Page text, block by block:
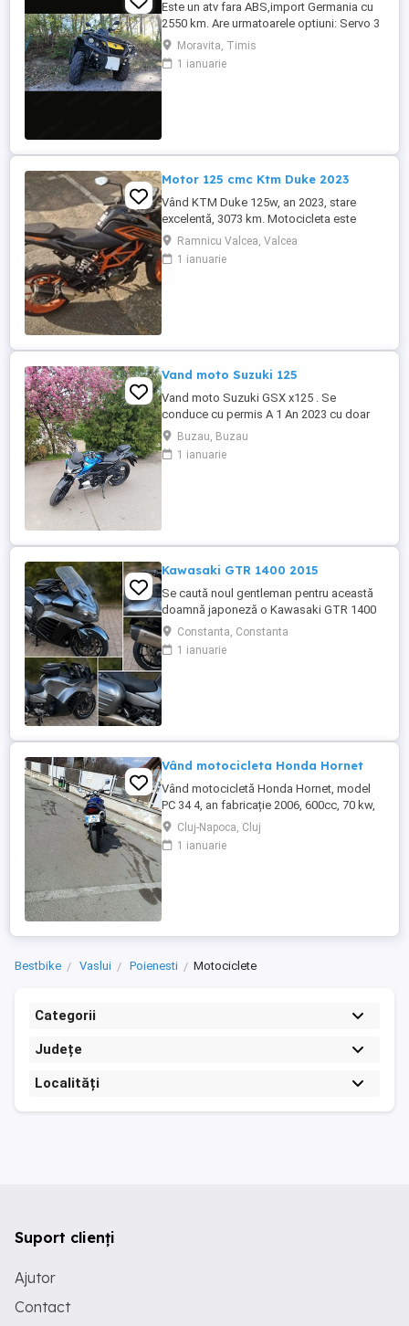
Este un atv fara ABS,import Germania cu
2550 km. Are urmatoarele optiuni: Servo 3
nivele Suspensie FOX cu rebound Bullbar
fata Bullbar spate Handguardurile Can am
Jante beadlock
Moravita, Timis
1 ianuarie
Motor 125 cmc Ktm Duke 2023
Vând KTM Duke 125w, an 2023, stare
excelentă, 3073 km. Motocicleta este
ideală pentru începători sau pentru oraș.
Fără daune, lovituri!
Ramnicu Valcea, Valcea
1 ianuarie
Vand moto Suzuki 125
Vand moto Suzuki GSX x125 . Se
conduce cu permis A 1 An 2023 cu doar
5000km Stare impecabila , fara cazaturi
ITP valabil pana in noiembrie 2027 Revizii
si schimb de ulei in service autorizat
Buzau, Buzau
1 ianuarie
Kawasaki GTR 1400 2015
Se caută noul gentleman pentru această
doamnă japoneză o Kawasaki GTR 1400
care încă întoarce priviri și iubește
kilometrii. A fost răsfățată, întreținută la
timp și tratată cu respect. O dau doar
Constanta, Constanta
1 ianuarie
Vând motocicleta Honda Hornet
Vând motocicletă Honda Hornet, model
PC 34 4, an fabricație 2006, 600cc, 70 kw,
98 cp, inspecție tehnică valabilă până în
august 2027 . Preț 1900 euro
Cluj-Napoca, Cluj
1 ianuarie
Bestbike Vaslui Poienesti Motociclete
Categorii
Județe
Localități
Suport clienți
Ajutor
Contact